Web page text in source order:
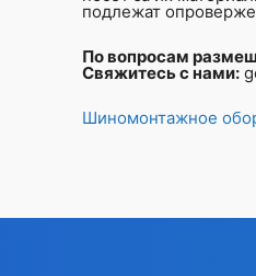
подлежат
По вопросам
Свяжитесь с нами:
Шиномонтажное